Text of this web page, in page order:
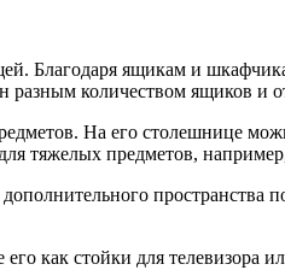
Благодаря ящикам и
количеством ящиков и
На его столешнице
тяжелых предметов,
как стойки для телевизора